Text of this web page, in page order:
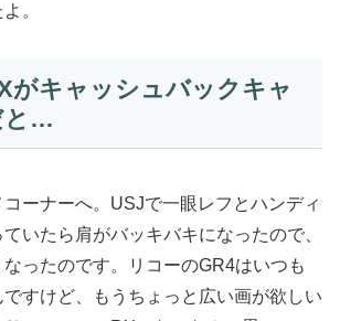
。
がキャッシュバックキャ
と…
ーナーへ。USJで一眼レフとハンディ
いたら肩がバッキバキになったので、
ったのです。リコーのGR4はいつも
すけど、もうちょっと広い画が欲しい